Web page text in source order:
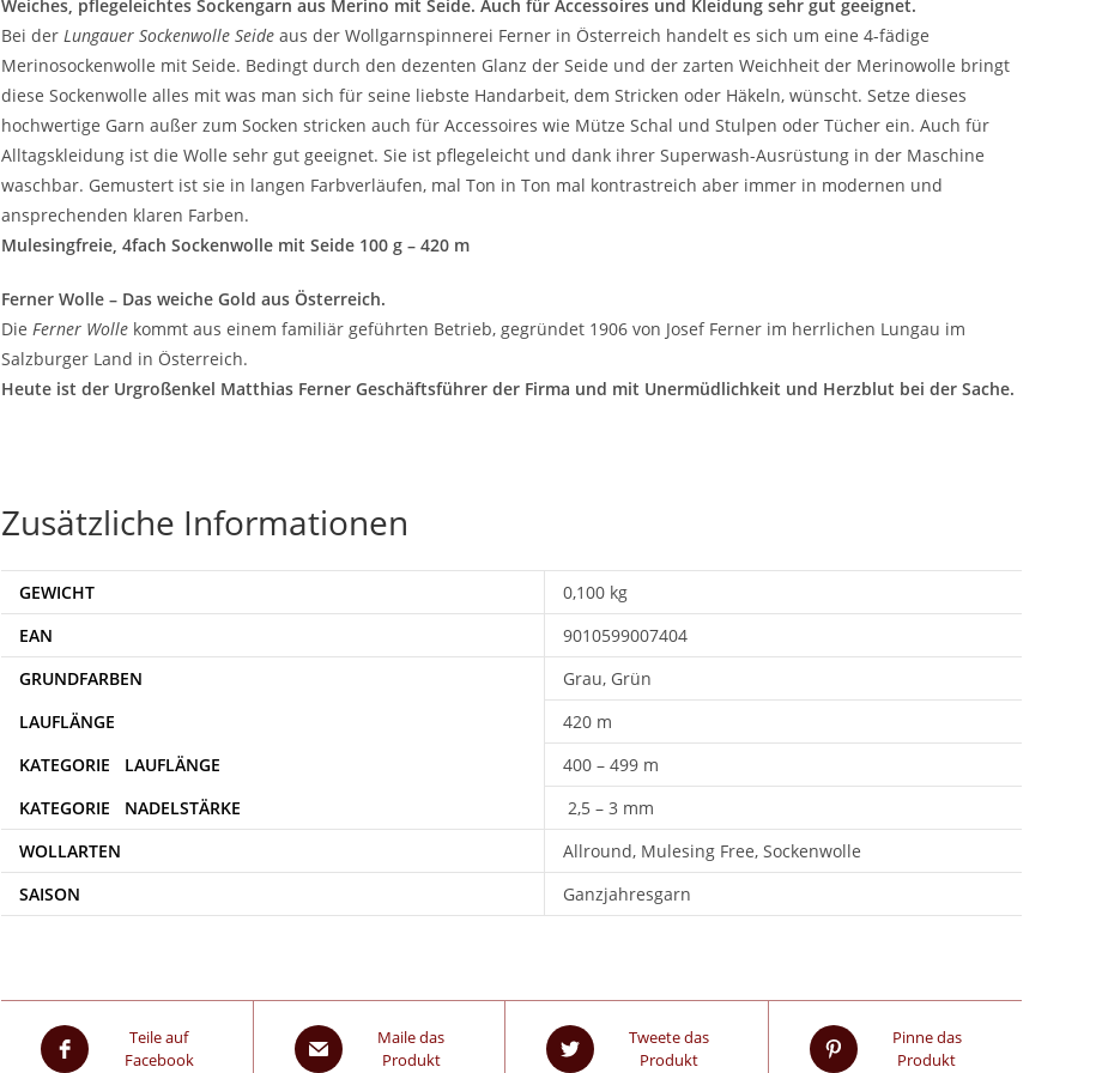
Weiches, pflegeleichtes Sockengarn aus Merino mit Seide. Auch für Accessoires und Kleidung sehr gut geeignet.
Bei der Lungauer Sockenwolle Seideaus der Wollgarnspinnerei Ferner in Österreich handelt es sich um eine 4-fädige
Merinosockenwolle mit Seide. Bedingt durch den dezenten Glanz der Seide und der zarten Weichheit der Merinowolle bringt
diese Sockenwolle alles mit was man sich für seine liebste Handarbeit, dem Stricken oder Häkeln, wünscht. Setze dieses
hochwertige Garn außer zum Socken stricken auch für Accessoires wie Mütze Schal und Stulpen oder Tücher ein. Auch für
Alltagskleidung ist die Wolle sehr gut geeignet. Sie ist pflegeleicht und dank ihrer Superwash-Ausrüstung in der Maschine
waschbar. Gemustert ist sie in langen Farbverläufen, mal Ton in Ton mal kontrastreich aber immer in modernen und
ansprechenden klaren Farben.
Mulesingfreie, 4fach Sockenwolle mit Seide 100 g – 420 m
Ferner Wolle – Das weiche Gold aus Österreich.
Die Ferner Wollekommt aus einem familiär geführten Betrieb, gegründet 1906 von Josef Ferner im herrlichen Lungau im
Salzburger Land in Österreich.
Heute ist der Urgroßenkel Matthias Ferner Geschäftsführer der Firma und mit Unermüdlichkeit und Herzblut bei der Sache.
Zusätzliche Informationen
GEWICHT
0,100 kg
EAN
9010599007404
Grau, Grün
420 m
400 – 499 m
2,5 – 3 mm
WOLLARTEN
Allround, Mulesing Free, Sockenwolle
SAISON
Ganzjahresgarn
Teile auf
Facebook
Maile das
Produkt
Tweete das
Produkt
Pinne das
Produkt